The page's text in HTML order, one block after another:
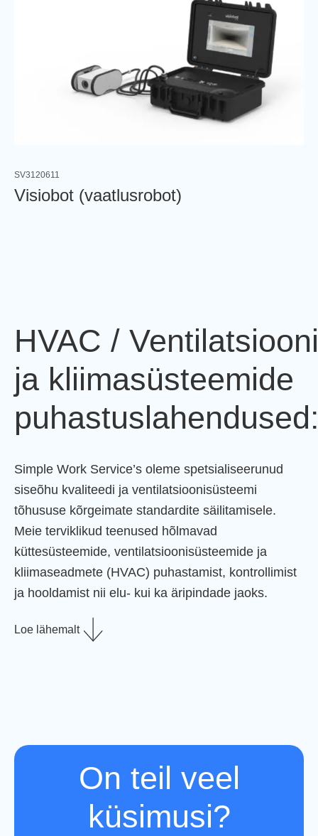
SV3120611
Visiobot (vaatlusrobot)
HVAC / Ventilatsiooni
ja kliimasüsteemide
Simple Work Service’s oleme spetsialiseerunud
siseõhu kvaliteedi ja ventilatsioonisüsteemi
tõhususe kõrgeimate standardite säilitamisele.
Meie terviklikud teenused hõlmavad
küttesüsteemide, ventilatsioonisüsteemide ja
kliimaseadmete (HVAC) puhastamist, kontrollimist
ja hooldamist nii elu- kui ka äripindade jaoks.
Loe lähemalt
On teil veel
küsimusi?